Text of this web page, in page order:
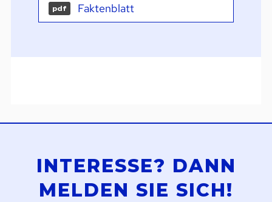
pdf Faktenblatt
INTERESSE? DANN
MELDEN SIE SICH!